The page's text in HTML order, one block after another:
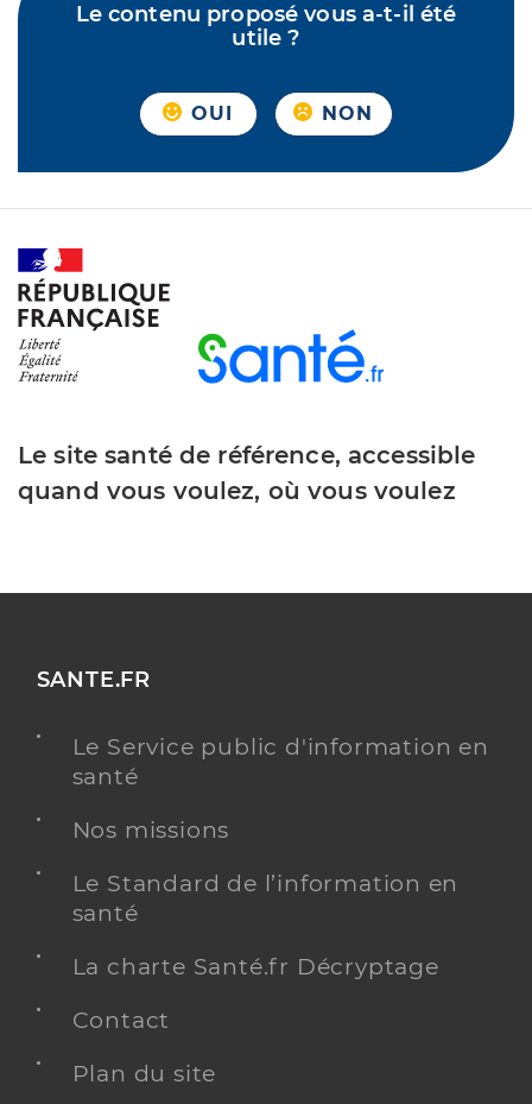
Le contenu proposé vous a-t-il été
utile ?
OUI NON
Le site santé de référence, accessible
quand vous voulez, où vous voulez
SANTE.FR
Le Service public d'information en
santé
Nos missions
Le Standard de l’information en
santé
La charte Santé.fr Décryptage
Contact
Plan du site